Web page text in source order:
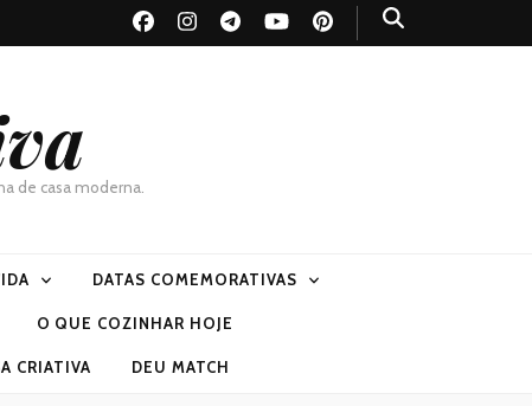
de casa moderna.
DATAS COMEMORATIVAS
O QUE COZINHAR HOJE
CRIATIVA DEU MATCH